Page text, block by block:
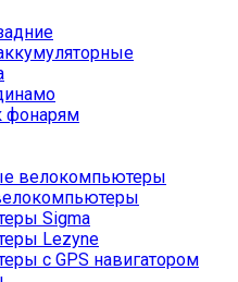
фонарям
велокомпьютеры
Sigma
Lezyne
с GPS навигатором